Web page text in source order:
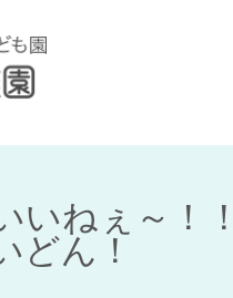
いねぇ～！
どん！